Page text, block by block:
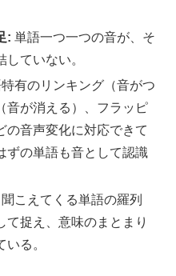
: 単語一つ一つの音が、そ
ていない。
有のリンキング（音がつ
音が消える）、フラッピ
の音声変化に対応できて
ずの単語も音として認識
聞こえてくる単語の羅列
て捉え、意味のまとまり
る。